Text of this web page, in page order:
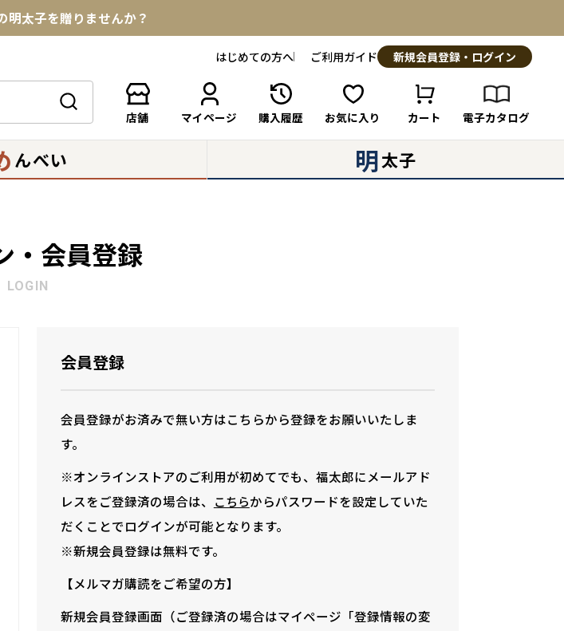
明太子を贈りませんか？
方へ】ポストイン！めんべい
10,800円以上で送料無料
はじめての方へ ご利用ガイド 新規会員登録・ログイン
店舗 マイページ 購入履歴 お気に入り カート 電子カタログ
んべい 明太子
・会員登録
LOGIN
会員登録
会員登録がお済みで無い方はこちらから登録をお願いいたしま
す。
※オンラインストアのご利用が初めてでも、福太郎にメールアド
レスをご登録済の場合は、
こちらからパスワードを設定していた
だくことでログインが可能となります。
※新規会員登録は無料です。
【メルマガ購読をご希望の方】
新規会員登録画面（ご登録済の場合はマイページ「登録情報の変